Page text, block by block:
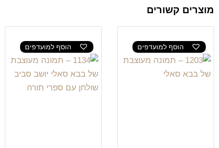
מוצרים קשורים
הוסף למועדפים הוסף למועדפים